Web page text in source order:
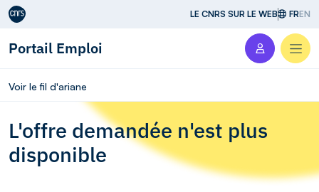
Aller au contenu LE CNRS SUR LE WEB FREN
Portail Emploi
Voir le fil d'ariane
L'offre demandée n'est plus
disponible